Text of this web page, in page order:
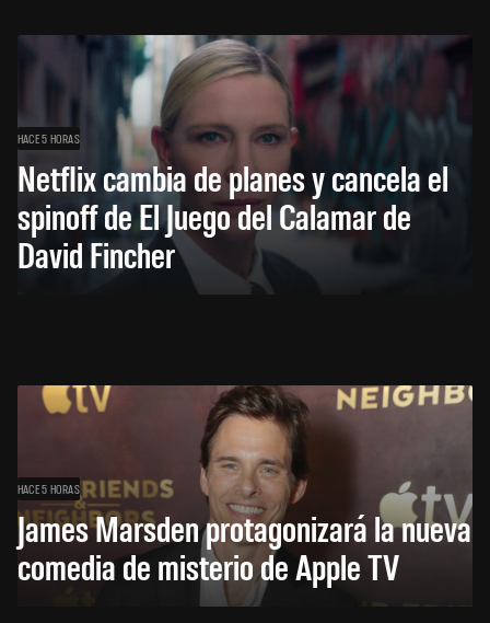
HACE 5 HORAS
Netflix cambia de planes y cancela el
spinoff de El Juego del Calamar de
David Fincher
HACE 5 HORAS
James Marsden protagonizará la nueva
comedia de misterio de Apple TV